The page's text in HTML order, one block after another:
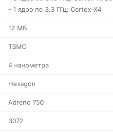
- 1 ядро по 3.3 ГГц: Cortex-X4
12 МБ
TSMC
4 нанометра
Hexagon
Adreno 750
3072